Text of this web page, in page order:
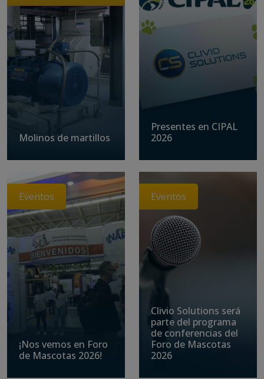
Molinos de martillos
Presentes en CIPAL
2026
Eventos
¡Nos vemos en Foro
de Mascotas 2026!
Eventos
Clivio Solutions será
parte del programa
de conferencias del
Foro de Mascotas
2026